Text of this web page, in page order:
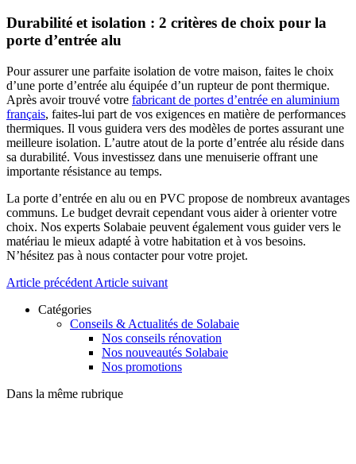
Durabilité et isolation : 2 critères de choix pour la
porte d’entrée alu
Pour assurer une parfaite isolation de votre maison, faites le choix
d’une porte d’entrée alu équipée d’un rupteur de pont thermique.
Après avoir trouvé votre fabricant de portes d’entrée en aluminium
français, faites-lui part de vos exigences en matière de performances
thermiques. Il vous guidera vers des modèles de portes assurant une
meilleure isolation. L’autre atout de la porte d’entrée alu réside dans
sa durabilité. Vous investissez dans une menuiserie offrant une
importante résistance au temps.
La porte d’entrée en alu ou en PVC propose de nombreux avantages
communs. Le budget devrait cependant vous aider à orienter votre
choix. Nos experts Solabaie peuvent également vous guider vers le
matériau le mieux adapté à votre habitation et à vos besoins.
N’hésitez pas à nous contacter pour votre projet.
Article précédent Article suivant
Catégories
Conseils & Actualités de Solabaie
Nos conseils rénovation
Nos nouveautés Solabaie
Nos promotions
Dans la même rubrique